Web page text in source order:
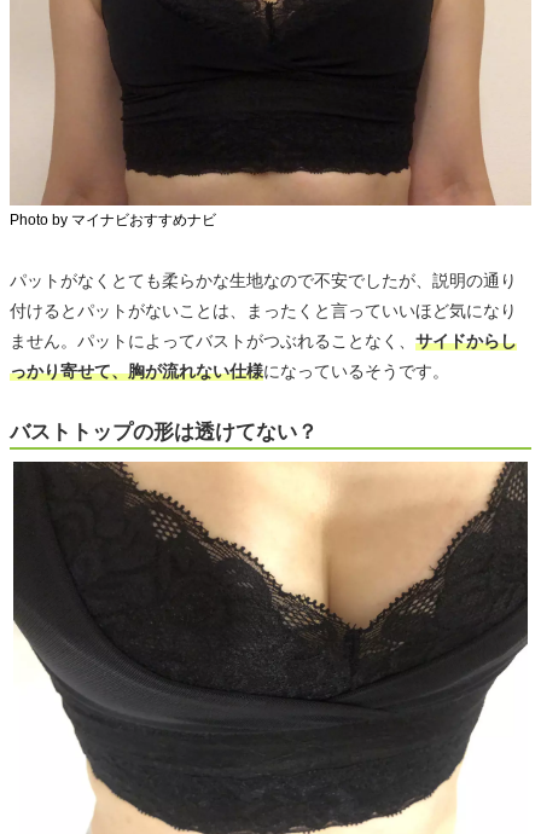
Photo by マイナビおすすめナビ
パットがなくとても柔らかな生地なので不安でしたが、説明の通り
付けるとパットがないことは、まったくと言っていいほど気になり
ません。パットによってバストがつぶれることなく、 サイドからし
っかり寄せて、胸が流れない仕様になっているそうです。
バストトップの形は透けてない？